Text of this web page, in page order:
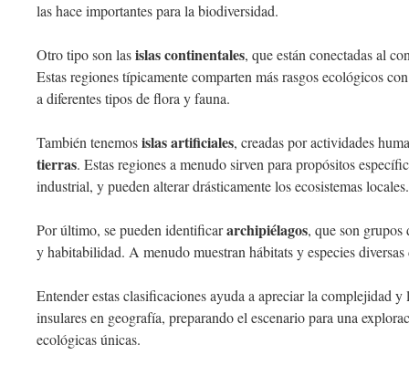
las hace importantes para la biodiversidad.
Otro tipo son lasislas continentales, que están conectadas al
Estas regiones típicamente comparten más rasgos ecológicos
a diferentes tipos de flora y fauna.
También tenemosislas artificiales, creadas por actividades
tierras. Estas regiones a menudo sirven para propósitos
industrial, y pueden alterar drásticamente los ecosistemas locales.
Por último, se pueden identificararchipiélagos, que son grupos
y habitabilidad. A menudo muestran hábitats y especies
Entender estas clasificaciones ayuda a apreciar la complejidad
insulares en geografía, preparando el escenario para una
ecológicas únicas.